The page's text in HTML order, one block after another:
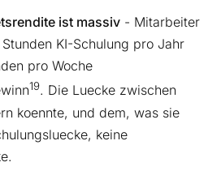
ist massiv - Mitarbeiter
KI-Schulung pro Jahr
pro Woche
19. Die Luecke zwischen
koennte, und dem, was sie
keine